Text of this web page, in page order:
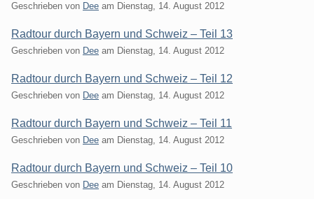
Geschrieben von Dee am Dienstag, 14. August 2012
Radtour durch Bayern und Schweiz – Teil 13
Geschrieben von Dee am Dienstag, 14. August 2012
Radtour durch Bayern und Schweiz – Teil 12
Geschrieben von Dee am Dienstag, 14. August 2012
Radtour durch Bayern und Schweiz – Teil 11
Geschrieben von Dee am Dienstag, 14. August 2012
Radtour durch Bayern und Schweiz – Teil 10
Geschrieben von Dee am Dienstag, 14. August 2012